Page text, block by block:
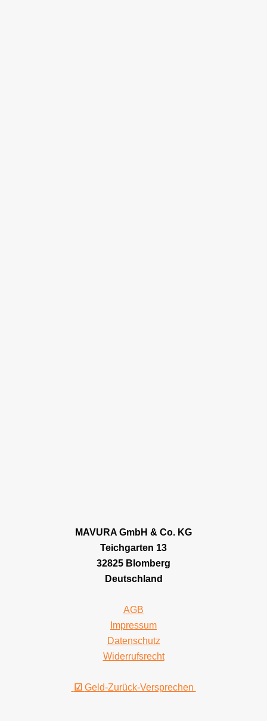
MAVURA GmbH & Co. KG
Teichgarten 13
32825 Blomberg
Deutschland
AGB
Impressum
Datenschutz
Widerrufsrecht
☑ Geld-Zurück-Versprechen